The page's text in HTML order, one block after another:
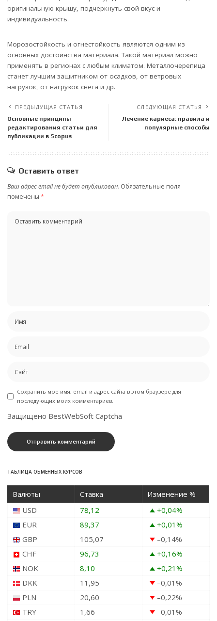
оригинальную крышу, подчеркнуть свой вкус и
индивидуальность.
Морозостойкость и огнестойкость являются одним из
основных достоинства материала. Такой материал можно
применять в регионах с любым климатом. Металлочерепица
станет лучшим защитником от осадков, от ветровых
нагрузок, от нагрузок снега и др.
ПРЕДЫДУЩАЯ СТАТЬЯ
Основные принципы
редактирования статьи для
публикации в Scopus
СЛЕДУЮЩАЯ СТАТЬЯ
Лечение кариеса: правила и
популярные способы
Оставить ответ
Ваш адрес email не будет опубликован. Обязательные поля
помечены *
Сохранить моё имя, email и адрес сайта в этом браузере для
последующих моих комментариев.
Защищено BestWebSoft Captcha
ТАБЛИЦА ОБМЕННЫХ КУРСОВ
Валюты Ставка
Изменение %
USD
78,12 +0,04%
EUR
89,37 +0,01%
GBP
105,07 –0,14%
CHF
96,73 +0,16%
NOK
8,10 +0,21%
DKK
11,95 –0,01%
PLN
20,60 –0,22%
TRY
1,66 –0,01%